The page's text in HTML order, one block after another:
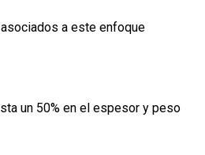
a este enfoque
un 50% en el espesor y peso